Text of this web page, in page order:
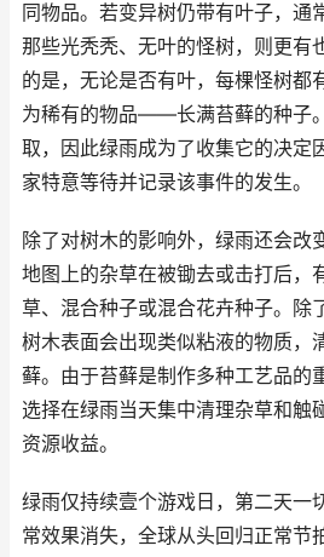
同物品。若变异树仍带有叶子，通
那些光秃秃、无叶的怪树，则更有
的是，无论是否有叶，每棵怪树都
为稀有的物品——长满苔藓的种子
取，因此绿雨成为了收集它的决定
家特意等待并记录该事件的发生。
除了对树木的影响外，绿雨还会改
地图上的杂草在被锄去或击打后，
草、混合种子或混合花卉种子。除
树木表面会出现类似粘液的物质，
藓。由于苔藓是制作多种工艺品的
选择在绿雨当天集中清理杂草和触
资源收益。
绿雨仅持续壹个游戏日，第二天一
常效果消失，全球从头回归正常节